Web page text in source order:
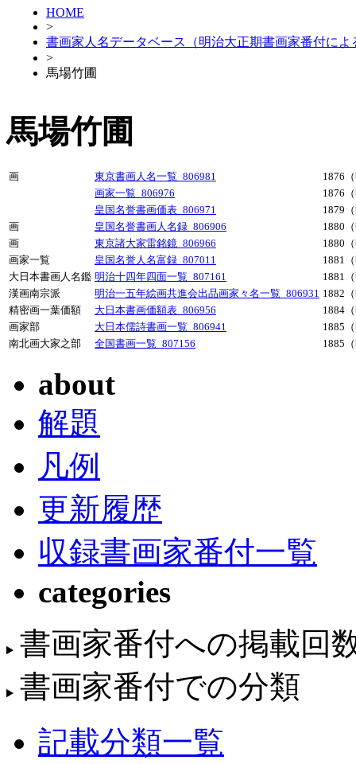
HOME
>
書画家人名データベース（明治大正期書画家番付によ
>
馬場竹圃
馬場竹圃
画 東京書画人名一覧_806981
1876
画家一覧_806976
1876
皇国名誉書画価表_806971
1879
画
皇国名誉書画人名録_806906
1880
画
東京諸大家雷銘鏡_806966
1880
画家一覧
皇国名誉人名富録_807011
1881
大日本書画人名鑑 明治十四年四面一覧_807161
1881
漢画南宗派
明治一五年絵画共進会出品画家々名一覧_806931 1882
精密画一葉価額
大日本書画価額表_806956
1884
画家部
大日本儒詩書画一覧_806941
1885
南北画大家之部
全国書画一覧_807156 1885
about
解題
凡例
更新履歴
収録書画家番付一覧
categories
書画家番付への掲載回
書画家番付での分類
記載分類一覧